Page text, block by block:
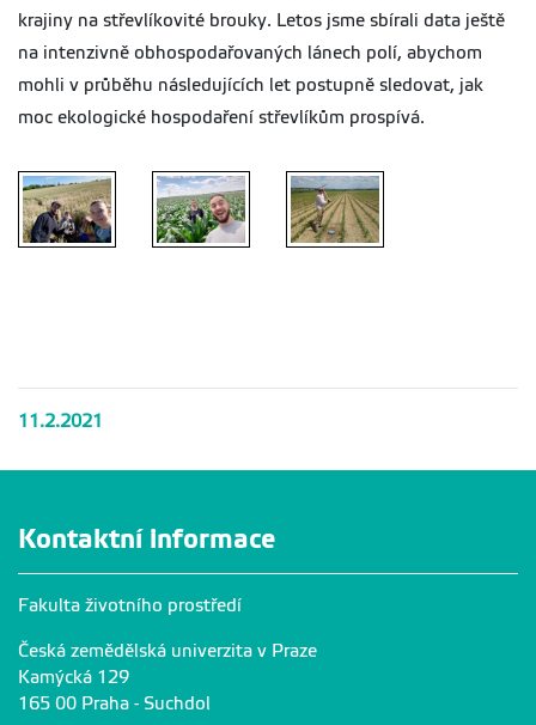
krajiny na střevlíkovité brouky. Letos jsme sbírali data ještě
na intenzivně obhospodařovaných lánech polí, abychom
mohli v průběhu následujících let postupně sledovat, jak
moc ekologické hospodaření střevlíkům prospívá.
11.2.2021
Kontaktní informace
Fakulta životního prostředí
Česká zemědělská univerzita v Praze
Kamýcká 129
165 00 Praha - Suchdol